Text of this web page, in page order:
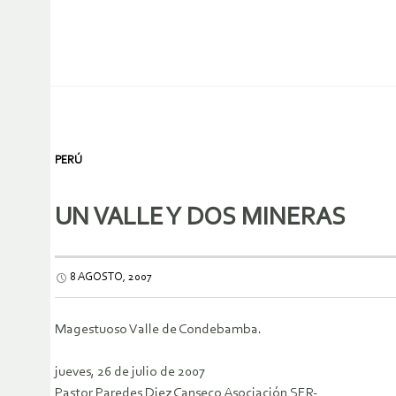
PERÚ
UN VALLE Y DOS MINERAS
8 AGOSTO, 2007
Magestuoso Valle de Condebamba.
jueves, 26 de julio de 2007